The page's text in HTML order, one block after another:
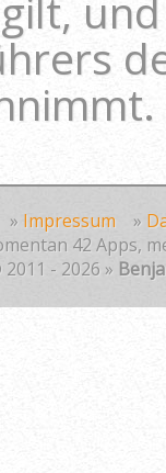
» Impressum »
42 Apps,
- 2026 »